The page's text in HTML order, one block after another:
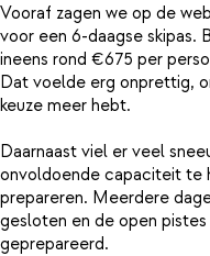
Vooraf zagen we op de
voor een 6-daagse skipas.
ineens rond €675 per
Dat voelde erg onprettig,
keuze meer hebt.
Daarnaast viel er veel
onvoldoende capaciteit te
prepareren. Meerdere
gesloten en de open
geprepareerd.